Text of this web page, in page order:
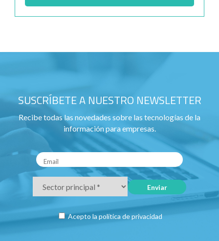
SUSCRÍBETE A NUESTRO NEWSLETTER
Recibe todas las novedades sobre las tecnologías de la
información para empresas.
Acepto lapolítica de privacidad